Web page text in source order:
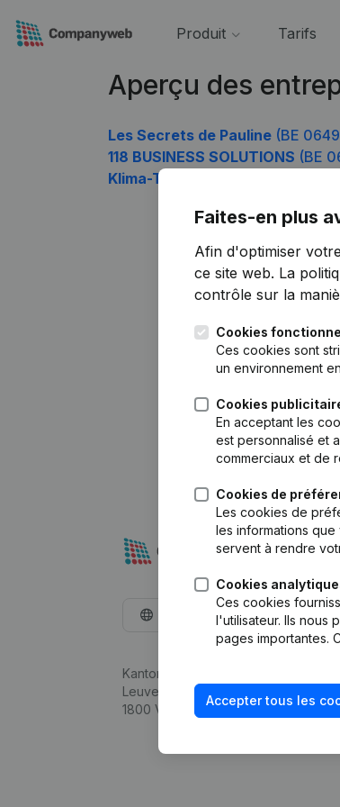
Produit Tarifs
Aperçu des
Les Secrets de Pauline (BE
118 BUSINESS SOLUTIONS (BE
Klima-Tec Beringen
Faites-en plus
Afin d'optimiser
ce site web. La
contrôle sur la
Cookies
Ces cookies sont
un environnement
Cookies
En acceptant les
est personnalisé et
commerciaux et de
Cookies de
Les cookies de
les informations
servent à rendre
Cookies
Ces cookies
l'utilisateur. Ils nous
pages importantes.
Accepter tous les
Français
Kantorenpark Everest
Leuvensesteenweg 248D,
1800 Vilvoorde